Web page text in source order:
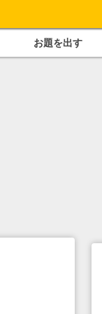
お題を出す